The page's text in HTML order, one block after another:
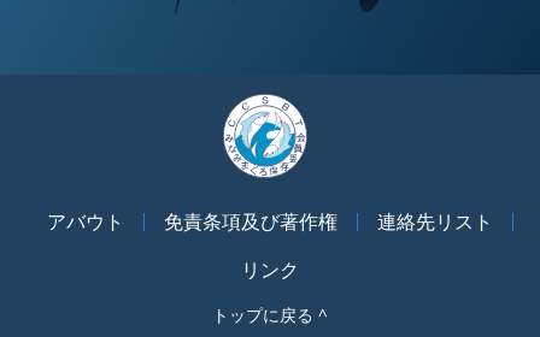
アバウト 免責条項及び著作権
連絡先リスト
リンク
トップに戻る ^